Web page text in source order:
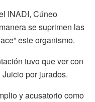
INADI, Cúneo
se suprimen las
este organismo.
tuvo que ver con
por jurados.
y acusatorio como